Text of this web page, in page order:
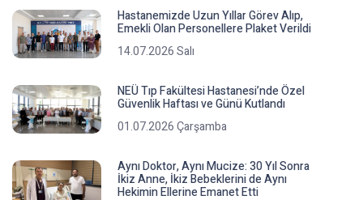
Hastanemizde Uzun Yıllar Görev Alıp,
Emekli Olan Personellere Plaket Verildi
14.07.2026 Salı
NEÜ Tıp Fakültesi Hastanesi’nde Özel
Güvenlik Haftası ve Günü Kutlandı
01.07.2026 Çarşamba
Aynı Doktor, Aynı Mucize: 30 Yıl Sonra
İkiz Anne, İkiz Bebeklerini de Aynı
Hekimin Ellerine Emanet Etti